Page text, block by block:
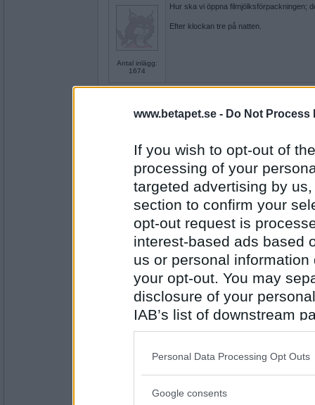
www.betapet.se - Do Not Process
If you wish to opt-out of
processing of your
targeted advertising by
section to confirm your
opt-out request is
interest-based ads based
us or personal
your opt-out. You may
disclosure of your
IAB’s list of downstream
also be disclosed by us
Downstream Participants
Please note that this
Personal Data Processing Opt Outs
Google consents
Antal inlägg:
1674
Hur ska vi öppna filmjölksförpackningen;
Efter klockan tre på natten.
Antal inlägg:
22361
När planerar ni att öppna filpaketet?
1674
Vad ska ni göra när ni sitter i publiken på
nästa år?
Jag hatar felstavningar!
Antal inlägg:
vadd er dinn kåmentar till dett hära